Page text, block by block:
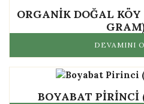
ORGANIK DOĞAL
DEVAMINI
BOYABAT PIRINCI